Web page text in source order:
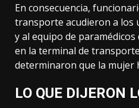
En consecuencia,
transporte acudieron a los
y al equipo de
en la terminal de
determinaron que la mujer
LO QUE DIJERON